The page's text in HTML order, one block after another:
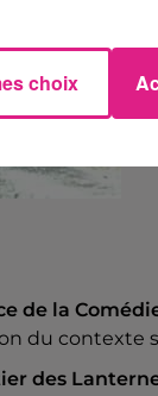
de la
du contexte
des
choix